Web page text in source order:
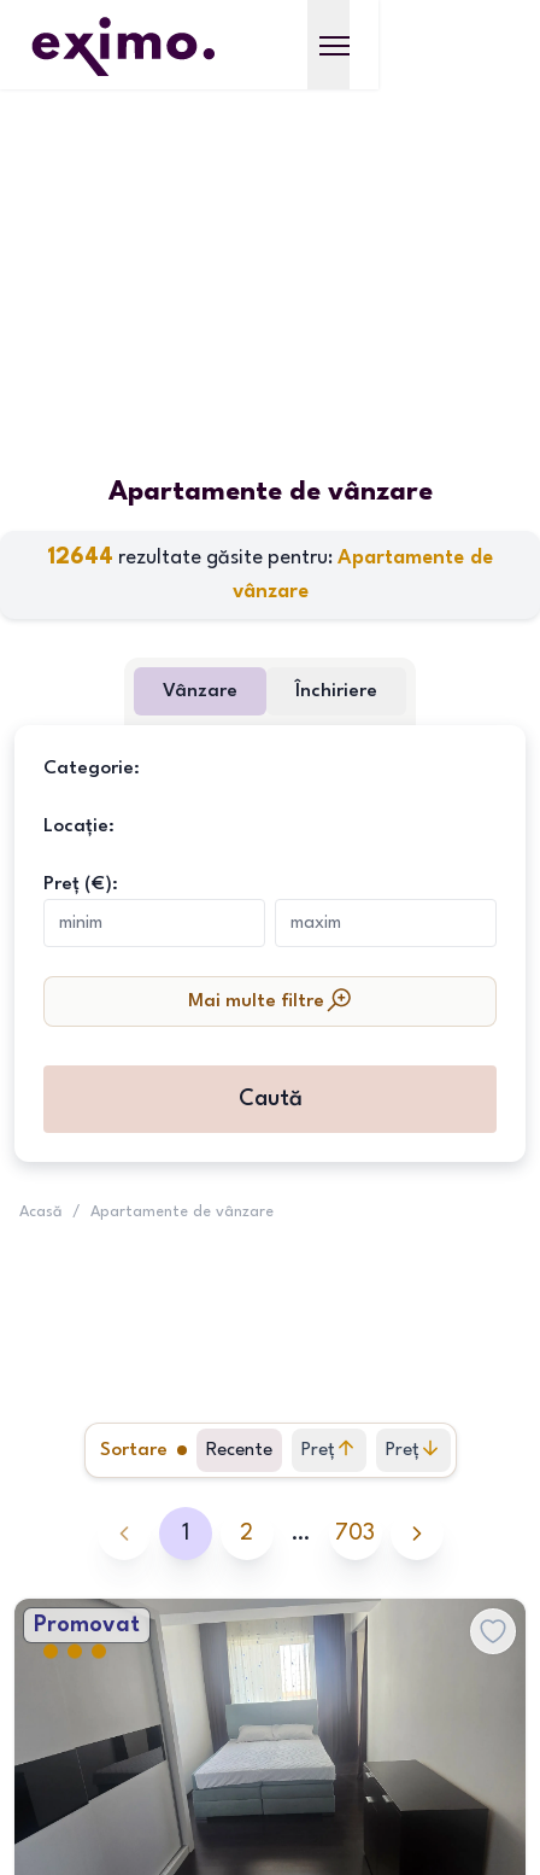
Apartamente de vânzare
12644 rezultate găsite pentru: Apartamente de
vânzare
Vânzare Închiriere
Categorie:
Locație:
Preț (€):
Mai multe filtre
Caută
Acasă / Apartamente de vânzare
Sortare Recente Preț
crescător
Preț
descrescător
1 2 … 703
Promovat